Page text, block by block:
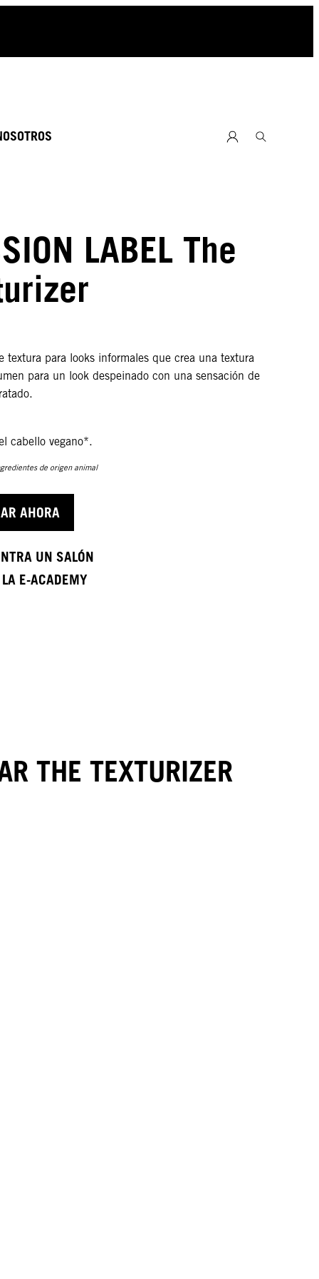
LABEL The
textura para looks informales que crea una textura
para un look despeinado con una sensación de
cabello vegano*.
de origen animal
AHORA
UN SALÓN
E-ACADEMY
THE TEXTURIZER